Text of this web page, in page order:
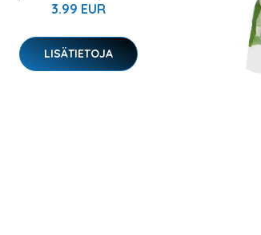
3.99 EUR
LISÄTIETOJA